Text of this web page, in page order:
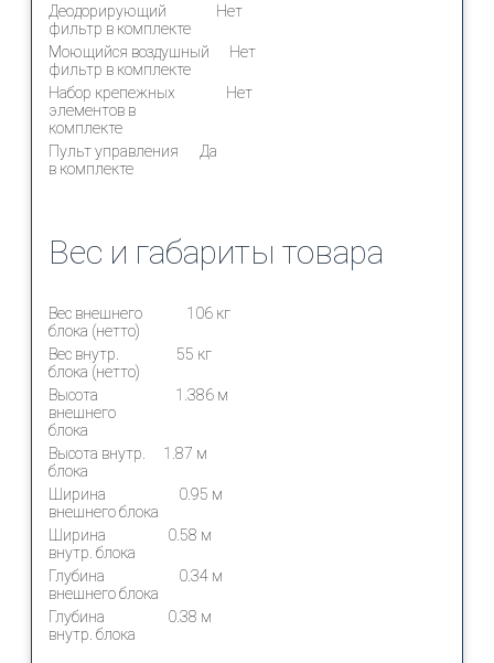
Деодорирующий
фильтр в комплекте
Нет
Моющийся воздушный
фильтр в комплекте
Нет
Набор крепежных
элементов в
комплекте
Нет
Пульт управления
в комплекте
Да
Вес и габариты товара
Вес внешнего
блока (нетто)
106 кг
Вес внутр.
блока (нетто)
55 кг
Высота
внешнего
блока
1.386 м
Высота внутр.
блока
1.87 м
Ширина
внешнего блока
0.95 м
Ширина
внутр. блока
0.58 м
Глубина
внешнего блока
0.34 м
Глубина
внутр. блока
0.38 м